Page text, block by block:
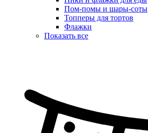
Пом-помы и шары-соты
Топперы для тортов
Флажки
Показать все